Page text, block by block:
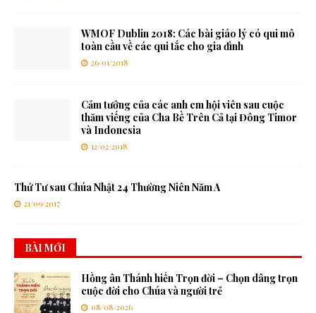
WMOF Dublin 2018: Các bài giáo lý có qui mô
toàn cầu về các qui tắc cho gia đình
26/01/2018
Cảm tưởng của các anh em hội viên sau cuộc
thăm viếng của Cha Bề Trên Cả tại Đông Timor
và Indonesia
12/02/2018
Thứ Tư sau Chúa Nhật 24 Thường Niên Năm A
21/09/2017
BÀI MỚI
Hồng ân Thánh hiến Trọn đời – Chọn dâng trọn
cuộc đời cho Chúa và người trẻ
08/08/2026